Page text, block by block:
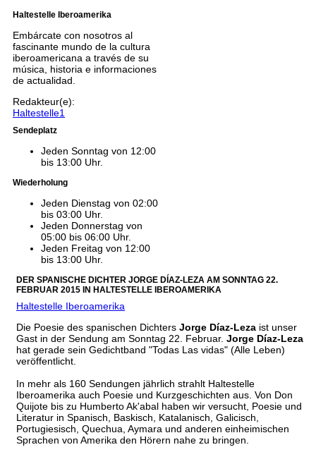
Haltestelle Iberoamerika
Embárcate con nosotros al
fascinante mundo de la cultura
iberoamericana a través de su
música, historia e informaciones
de actualidad.
Redakteur(e):
Haltestelle1
Sendeplatz
Jeden Sonntag von 12:00
bis 13:00 Uhr.
Wiederholung
Jeden Dienstag von 02:00
bis 03:00 Uhr.
Jeden Donnerstag von
05:00 bis 06:00 Uhr.
Jeden Freitag von 12:00
bis 13:00 Uhr.
DER SPANISCHE DICHTER JORGE DÍAZ-LEZA AM SONNTAG 22.
FEBRUAR 2015 IN HALTESTELLE IBEROAMERIKA
Haltestelle Iberoamerika
Die Poesie des spanischen Dichters Jorge Díaz-Leza ist unser
Gast in der Sendung am Sonntag 22. Februar. Jorge Díaz-Leza
hat gerade sein Gedichtband "Todas Las vidas" (Alle Leben)
veröffentlicht.
In mehr als 160 Sendungen jährlich strahlt Haltestelle
Iberoamerika auch Poesie und Kurzgeschichten aus. Von Don
Quijote bis zu Humberto Ak'abal haben wir versucht, Poesie und
Literatur in Spanisch, Baskisch, Katalanisch, Galicisch,
Portugiesisch, Quechua, Aymara und anderen einheimischen
Sprachen von Amerika den Hörern nahe zu bringen.